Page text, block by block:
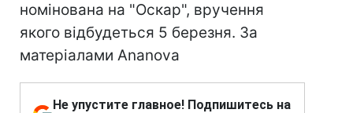
номінована на "Оскар", вручення
якого відбудеться 5 березня. За
матеріалами Ananova
Не упустите главное! Подпишитесь на